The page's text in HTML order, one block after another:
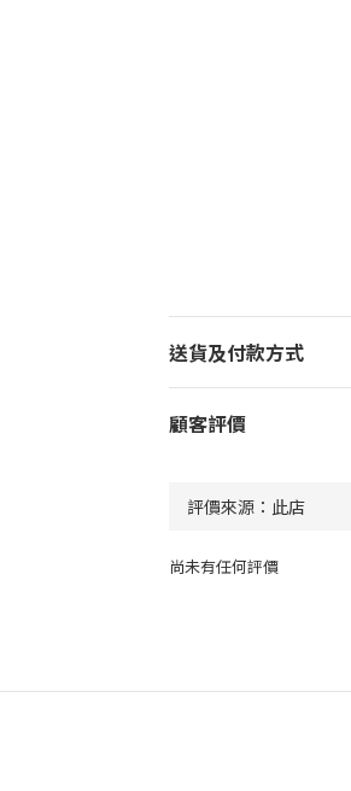
送貨及付款方式
顧客評價
尚未有任何評價